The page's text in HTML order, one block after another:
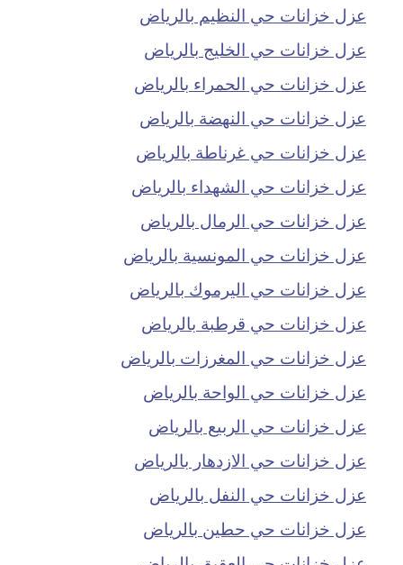
عزل خزانات حي النظيم بالرياض
عزل خزانات حي الخليج بالرياض
عزل خزانات حي الحمراء بالرياض
عزل خزانات حي النهضة بالرياض
عزل خزانات حي غرناطة بالرياض
عزل خزانات حي الشهداء بالرياض
عزل خزانات حي الرمال بالرياض
عزل خزانات حي المونسية بالرياض
عزل خزانات حي اليرموك بالرياض
عزل خزانات حي قرطبة بالرياض
عزل خزانات حي المغرزات بالرياض
عزل خزانات حي الواحة بالرياض
عزل خزانات حي الربيع بالرياض
عزل خزانات حي الازدهار بالرياض
عزل خزانات حي النفل بالرياض
عزل خزانات حي حطين بالرياض